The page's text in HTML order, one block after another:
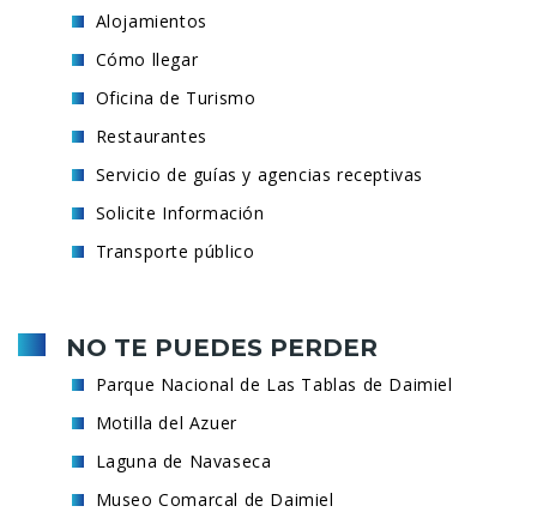
Alojamientos
Cómo llegar
Oficina de Turismo
Restaurantes
Servicio de guías y agencias receptivas
Solicite Información
Transporte público
NO TE PUEDES PERDER
Parque Nacional de Las Tablas de Daimiel
Motilla del Azuer
Laguna de Navaseca
Museo Comarcal de Daimiel